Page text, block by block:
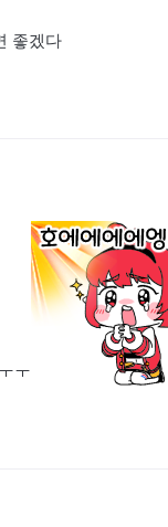
좋겠다
ㅜ